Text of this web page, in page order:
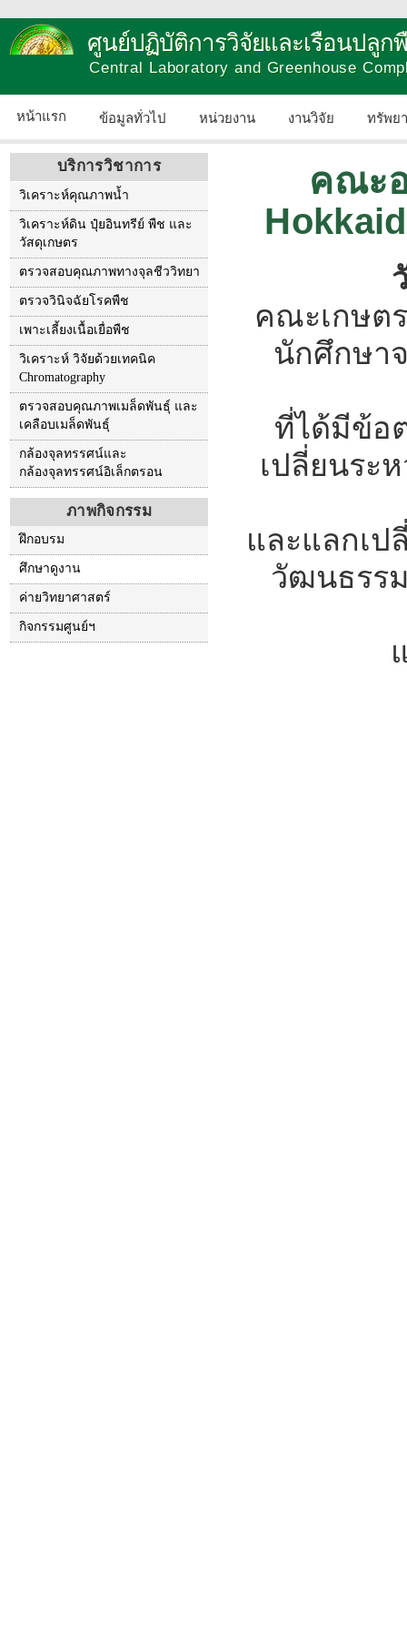
ศูนย์ปฏิบัติการวิจัยและเรือนปลูก
Central Laboratory and Greenhouse
หน้าแรก ข้อมูลทั่วไป หน่วยงาน งานวิจัย ทรัพย
บริการวิชาการ
วิเคราะห์คุณภาพน้ำ
วิเคราะห์ดิน ปุ๋ยอินทรีย์ พืช และ
วัสดุเกษตร
ตรวจสอบคุณภาพทางจุลชีววิทยา
ตรวจวินิจฉัยโรคพืช
เพาะเลี้ยงเนื้อเยื่อพืช
วิเคราะห์ วิจัยด้วยเทคนิค
Chromatography
ตรวจสอบคุณภาพเมล็ดพันธุ์ และ
เคลือบเมล็ดพันธุ์
กล้องจุลทรรศน์และ
กล้องจุลทรรศน์อิเล็กตรอน
ภาพกิจกรรม
ฝึกอบรม
ศึกษาดูงาน
ค่ายวิทยาศาสตร์
กิจกรรมศูนย์ฯ
คณะ
คณะเกษต
นักศึกษาจ
ที่ได้มีข้อ
เปลี่ยนระ
และแลกเป
วัฒนธรร